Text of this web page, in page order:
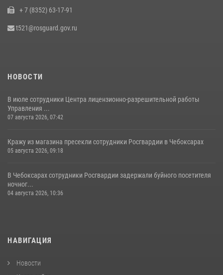
При поддержке спецназа Росгвардии в Чувашии изъята крупная
+ 7 (8352) 63-17-91
t521@rosguard.gov.ru
НОВОСТИ
В июле сотрудники Центра лицензионно-разрешительной работы
Управления ...
07 августа 2026, 07:42
Кражу из магазина пресекли сотрудники Росгвардии в Чебоксарах
05 августа 2026, 09:18
В Чебоксарах сотрудники Росгвардии задержали буйного посетителя
ночног...
04 августа 2026, 10:36
НАВИГАЦИЯ
Новости